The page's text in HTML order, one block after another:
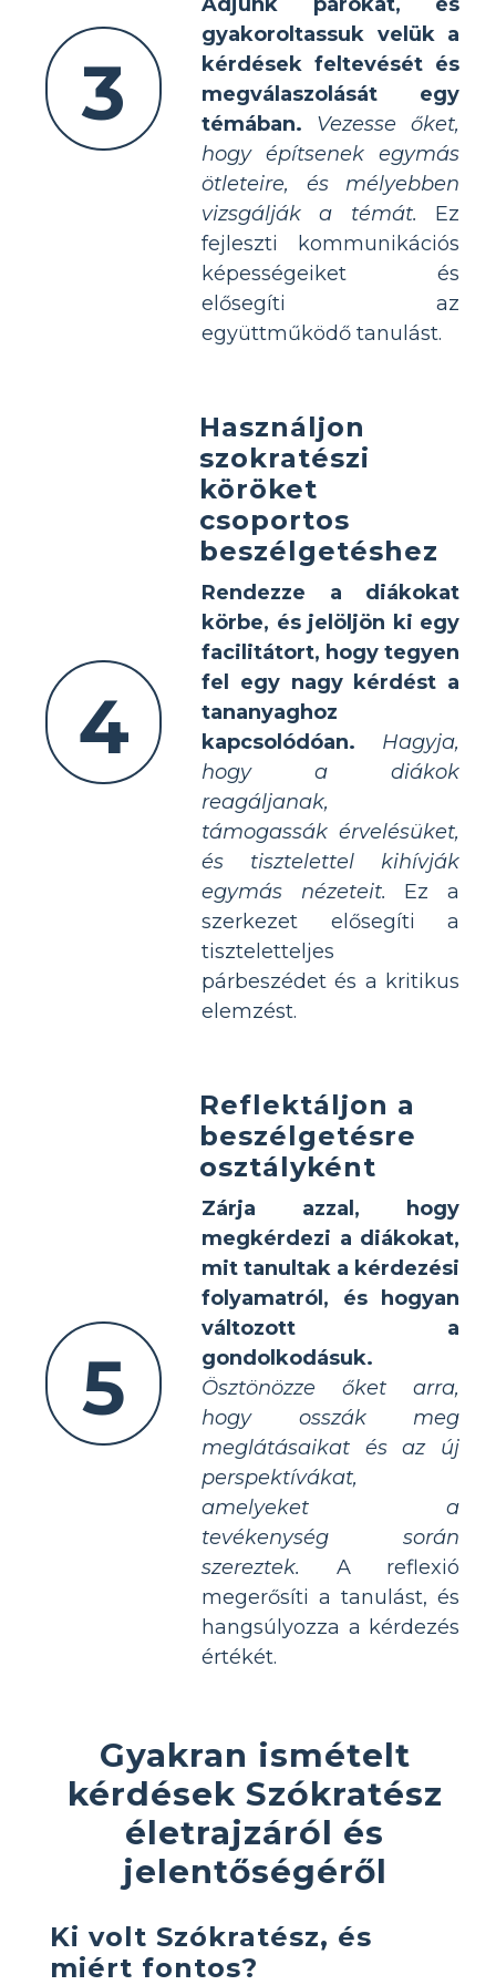
3
gyakoroltassuk velük a
kérdések feltevését és
megválaszolását egy
témában.
Vezesse őket,
hogy építsenek egymás
ötleteire, és mélyebben
vizsgálják a témát. Ez
fejleszti kommunikációs
képességeiket és
elősegíti az
együttműködő tanulást.
4
Használjon
szokratészi
köröket
csoportos
beszélgetéshez
Rendezze a diákokat
körbe, és jelöljön ki egy
facilitátort, hogy tegyen
fel egy nagy kérdést a
tananyaghoz
kapcsolódóan.
Hagyja,
hogy a diákok
reagáljanak,
támogassák érvelésüket,
és tisztelettel kihívják
egymás nézeteit. Ez a
szerkezet elősegíti a
tiszteletteljes
párbeszédet és a kritikus
elemzést.
5
Reflektáljon a
beszélgetésre
osztályként
Zárja azzal, hogy
megkérdezi a diákokat,
mit tanultak a kérdezési
folyamatról, és hogyan
változott a
gondolkodásuk.
Ösztönözze őket arra,
hogy osszák meg
meglátásaikat és az új
perspektívákat,
amelyeket a
tevékenység során
szereztek. A reflexió
megerősíti a tanulást, és
hangsúlyozza a kérdezés
értékét.
Gyakran ismételt
kérdések Szókratész
életrajzáról és
jelentőségéről
Ki volt Szókratész, és
miért fontos?